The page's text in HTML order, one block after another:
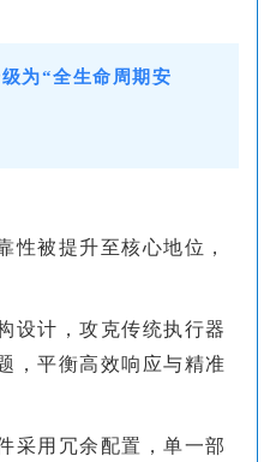
为“全生命周期安
性被提升至核心地位，
设计，攻克传统执行器
，平衡高效响应与精准
采用冗余配置，单一部